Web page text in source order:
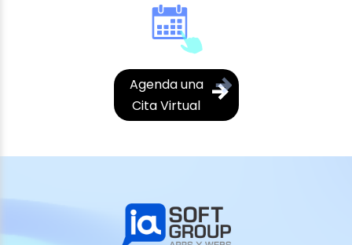
Agenda una
Cita Virtual